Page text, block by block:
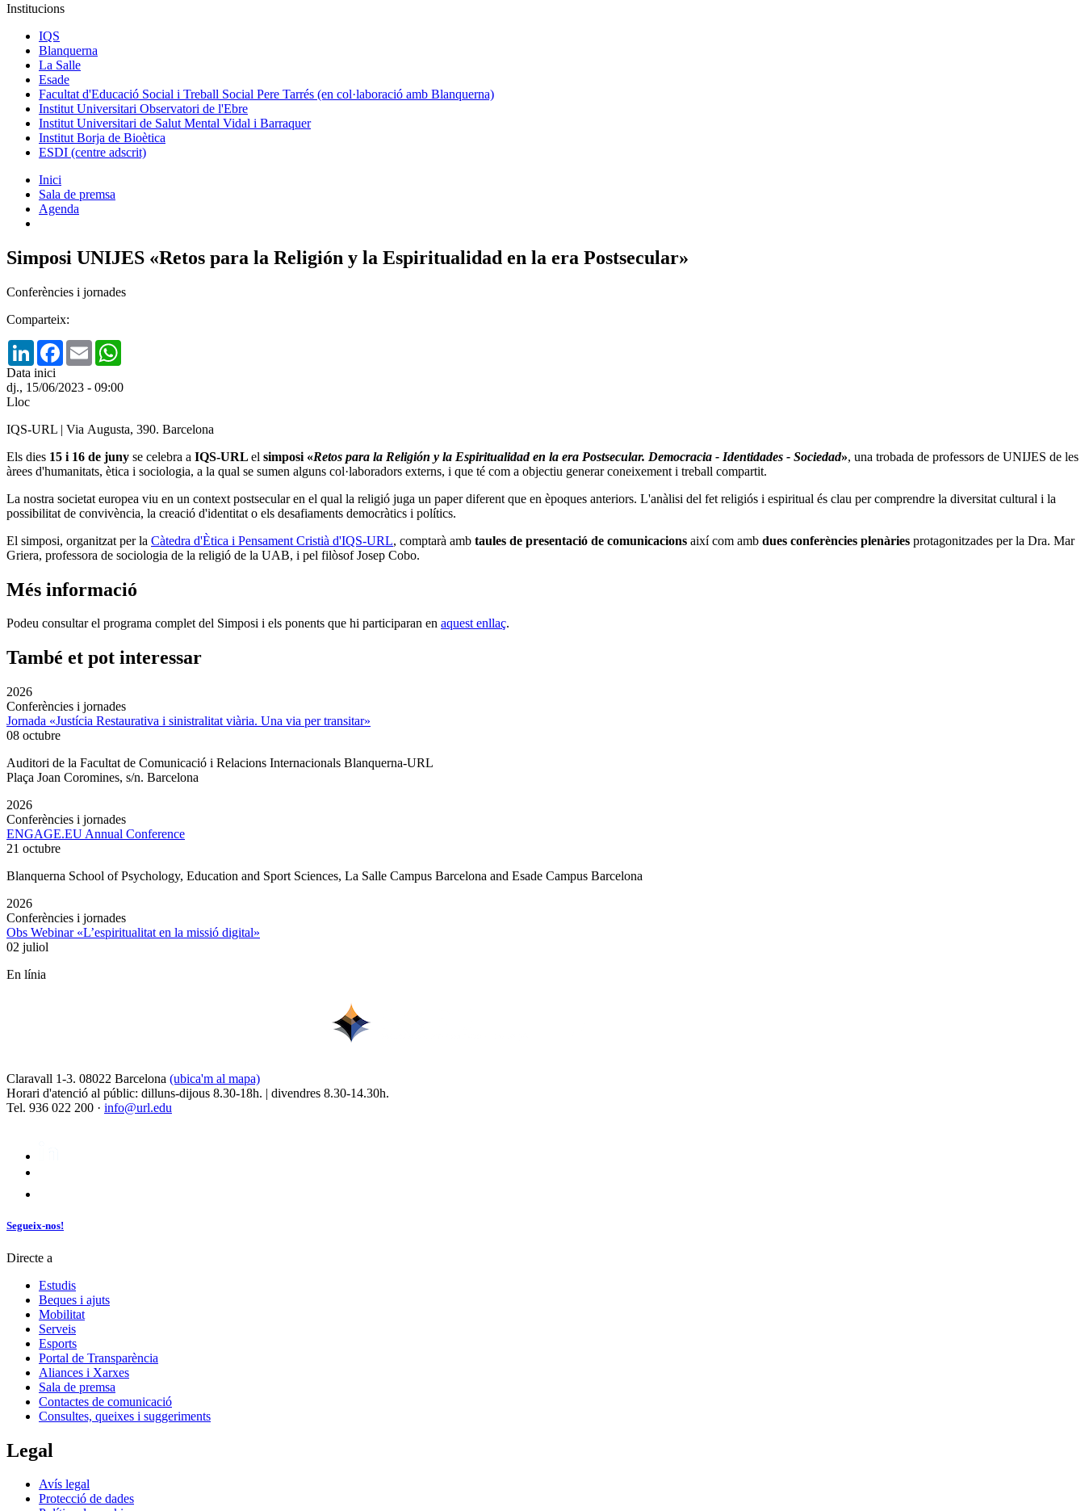
Institucions
IQS
Blanquerna
La Salle
Esade
Facultat d'Educació Social i Treball Social Pere Tarrés (en col·laboració amb Blanquerna)
Institut Universitari Observatori de l'Ebre
Institut Universitari de Salut Mental Vidal i Barraquer
Institut Borja de Bioètica
ESDI (centre adscrit)
Inici
Sala de premsa
Agenda
Simposi UNIJES «Retos para la Religión y la Espiritualidad en la era Postsecular»
Conferències i jornades
Comparteix:
LinkedInFacebook
Email
Data inici
dj., 15/06/2023 - 09:00
Lloc
IQS-URL | Via Augusta, 390. Barcelona
Els dies 15 i 16 de juny se celebra a IQS-URL el simposi «Retos para la Religión y la Espiritualidad en la era Postsecular. Democracia - Identidades - Sociedad», una trobada de professors de UNIJES de les
àrees d'humanitats, ètica i sociologia, a la qual se sumen alguns col·laboradors externs, i que té com a objectiu generar coneixement i treball compartit.
La nostra societat europea viu en un context postsecular en el qual la religió juga un paper diferent que en èpoques anteriors. L'anàlisi del fet religiós i espiritual és clau per comprendre la diversitat cultural i la
possibilitat de convivència, la creació d'identitat o els desafiaments democràtics i polítics.
El simposi, organitzat per la Càtedra d'Ètica i Pensament Cristià d'IQS-URL, comptarà amb taules de presentació de comunicacions així com amb dues conferències plenàries protagonitzades per la Dra. Mar
Griera, professora de sociologia de la religió de la UAB, i pel filòsof Josep Cobo.
Més informació
Podeu consultar el programa complet del Simposi i els ponents que hi participaran en aquest enllaç.
També et pot interessar
2026
Conferències i jornades
Jornada «Justícia Restaurativa i sinistralitat viària. Una via per transitar»
08 octubre
Auditori de la Facultat de Comunicació i Relacions Internacionals Blanquerna-URL
Plaça Joan Coromines, s/n. Barcelona
2026
Conferències i jornades
ENGAGE.EU Annual Conference
21 octubre
Blanquerna School of Psychology, Education and Sport Sciences, La Salle Campus Barcelona and Esade Campus Barcelona
2026
Conferències i jornades
Obs Webinar «L’espiritualitat en la missió digital»
02 juliol
En línia
Claravall 1-3. 08022 Barcelona (ubica'm al mapa)
Horari d'atenció al públic: dilluns-dijous 8.30-18h. | divendres 8.30-14.30h.
Tel. 936 022 200 · info@url.edu
Segueix-nos!
Directe a
Estudis
Beques i ajuts
Mobilitat
Serveis
Esports
Portal de Transparència
Aliances i Xarxes
Sala de premsa
Contactes de comunicació
Consultes, queixes i suggeriments
Legal
Avís legal
Protecció de dades